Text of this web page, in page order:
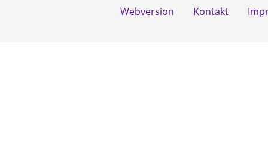
Webversion Kontakt